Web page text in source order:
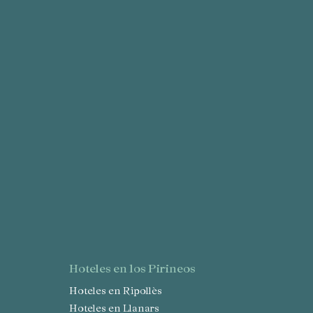
hoteles en los Pirineos
Hoteles en Ripollès
Hoteles en Llanars